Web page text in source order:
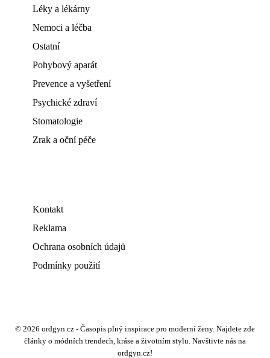
Léky a lékárny
Nemoci a léčba
Ostatní
Pohybový aparát
Prevence a vyšetření
Psychické zdraví
Stomatologie
Zrak a oční péče
Kontakt
Reklama
Ochrana osobních údajů
Podmínky použití
© 2026 ordgyn.cz - Časopis plný inspirace pro moderní ženy. Najdete zde
články o módních trendech, kráse a životním stylu. Navštivte nás na
ordgyn.cz!